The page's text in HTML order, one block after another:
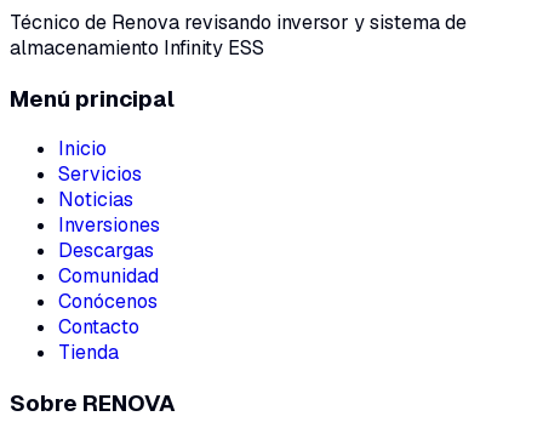
Técnico de Renova revisando inversor y sistema de
almacenamiento Infinity ESS
Menú principal
Inicio
Servicios
Noticias
Inversiones
Descargas
Comunidad
Conócenos
Contacto
Tienda
Sobre RENOVA